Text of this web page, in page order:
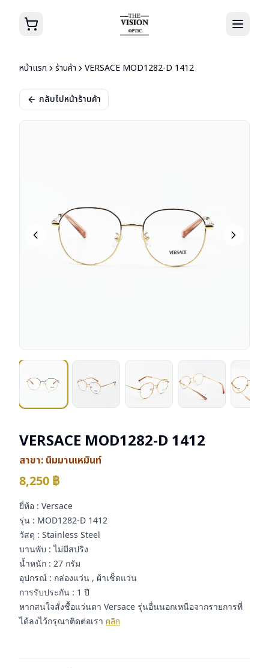
หน้าแรก ร้านค้า VERSACE MOD1282-D 1412
กลับไปหน้าร้านค้า
VERSACE MOD1282-D 1412
สาขา: นิมมานเหมินท์
8,250 ฿
ยี่ห้อ : Versace
รุ่น : MOD1282-D 1412
วัสดุ : Stainless Steel
บานพับ : ไม่มีสปริง
น้ำหนัก : 27 กรัม
อุปกรณ์ : กล่องแว่น , ผ้าเช็ดแว่น
การรับประกัน : 1 ปี
หากสนใจสั่งชื้อแว่นตา Versace รุ่นอื่นนอกเหนือจากรายการที่
ได้ลงไว้กรุณาติดต่อเรา คลิก